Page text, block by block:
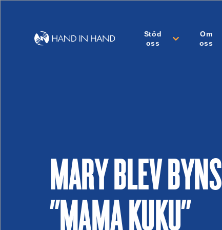
Stöd
oss
Om
oss
MARY BLEV BYNS
”MAMA KUKU”